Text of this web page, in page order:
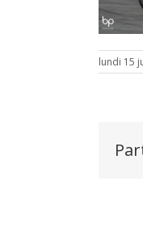
lundi 15